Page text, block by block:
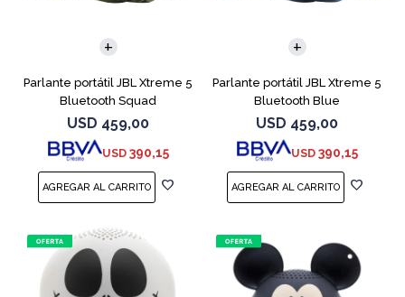
Parlante portátil JBL Xtreme 5
Bluetooth Squad
USD 459,00
USD 390,15
Parlante portátil JBL Xtreme 5
Bluetooth Blue
USD 459,00
USD 390,15